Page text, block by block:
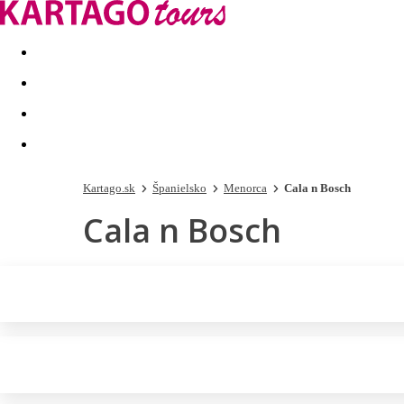
Last minute Dovolenkové kluby
Kartago.sk Španielsko Menorca Cala n Bosch
Cala n Bosch